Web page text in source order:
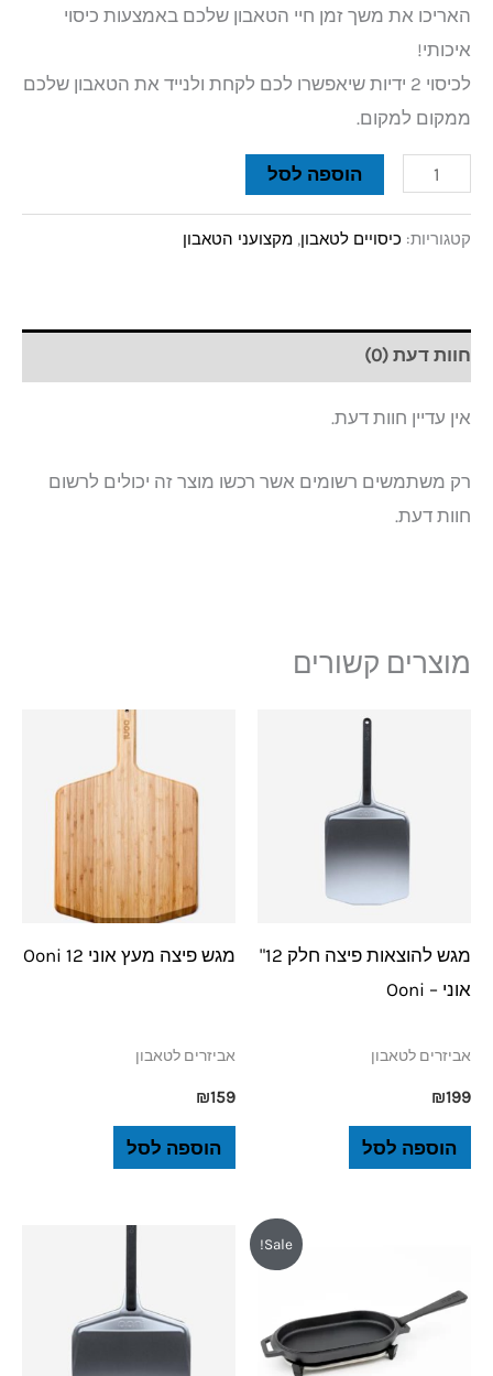
האריכו את משך זמן חיי הטאבון שלכם באמצעות כיסוי
איכותי!
לכיסוי 2 ידיות שיאפשרו לכם לקחת ולנייד את הטאבון שלכם
ממקום למקום.
הוספה לסל
קטגוריות: כיסויים לטאבון, מקצועני הטאבון
חוות דעת (0)
אין עדיין חוות דעת.
רק משתמשים רשומים אשר רכשו מוצר זה יכולים לרשום
חוות דעת.
מוצרים קשורים
מגש להוצאות פיצה חלק 12"
אוני – Ooni
אביזרים לטאבון
₪199
הוספה לסל
מגש פיצה מעץ אוני 12 Ooni
אביזרים לטאבון
₪159
הוספה לסל
Sale!